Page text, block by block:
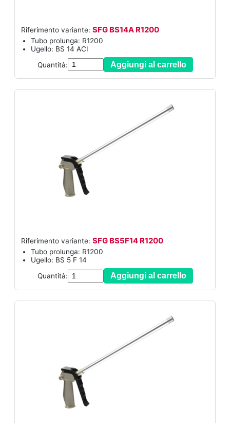
Riferimento variante: SFG BS14A R1200
Tubo prolunga: R1200
Ugello: BS 14 ACI
Quantità:
Aggiungi al carrello
Riferimento variante: SFG BS5F14 R1200
Tubo prolunga: R1200
Ugello: BS 5 F 14
Quantità:
Aggiungi al carrello